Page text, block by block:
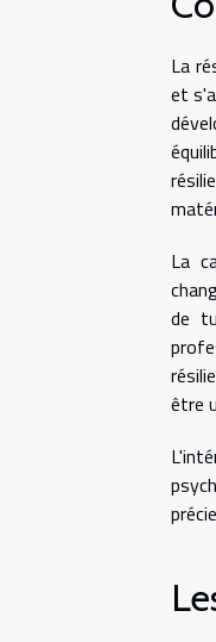
La
et
La
de
être